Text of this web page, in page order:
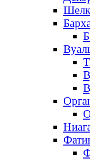
Шелк